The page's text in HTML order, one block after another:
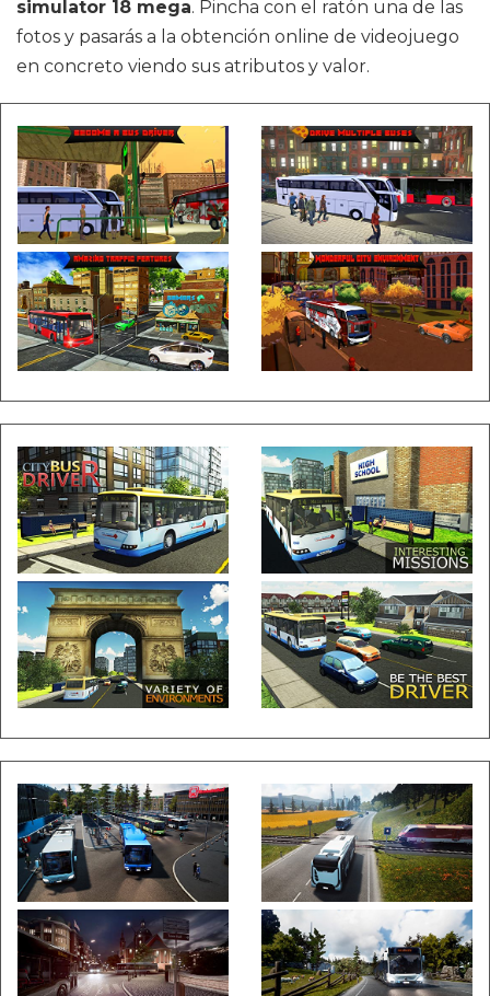
simulator 18 mega. Pincha con el ratón una de las
fotos y pasarás a la obtención online de videojuego
en concreto viendo sus atributos y valor.